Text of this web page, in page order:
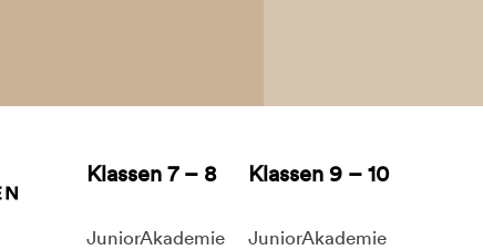
Klassen 7 – 8
JuniorAkademie
Klassen 9 – 10
JuniorAkademie